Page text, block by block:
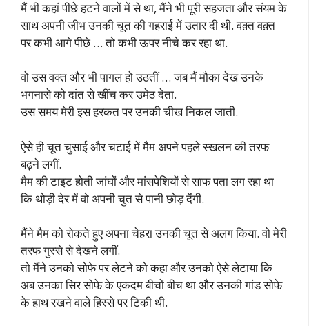
मैं भी कहां पीछे हटने वालों में से था, मैंने भी पूरी सहजता और संयम के
साथ अपनी जीभ उनकी चूत की गहराई में उतार दी थी. वक़्त वक़्त
पर कभी आगे पीछे … तो कभी ऊपर नीचे कर रहा था.
वो उस वक्त और भी पागल हो उठतीं … जब मैं मौका देख उनके
भगनासे को दांत से खींच कर उमेठ देता.
उस समय मेरी इस हरकत पर उनकी चीख निकल जाती.
ऐसे ही चूत चुसाई और चटाई में मैम अपने पहले स्खलन की तरफ
बढ़ने लगीं.
मैम की टाइट होती जांघों और मांसपेशियों से साफ पता लग रहा था
कि थोड़ी देर में वो अपनी चुत से पानी छोड़ देंगी.
मैंने मैम को रोकते हुए अपना चेहरा उनकी चूत से अलग किया. वो मेरी
तरफ गुस्से से देखने लगीं.
तो मैंने उनको सोफे पर लेटने को कहा और उनको ऐसे लेटाया कि
अब उनका सिर सोफे के एकदम बीचों बीच था और उनकी गांड सोफे
के हाथ रखने वाले हिस्से पर टिकी थी.